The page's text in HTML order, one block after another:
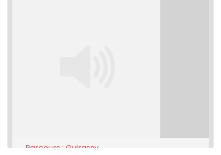
Parcours : Guirassy